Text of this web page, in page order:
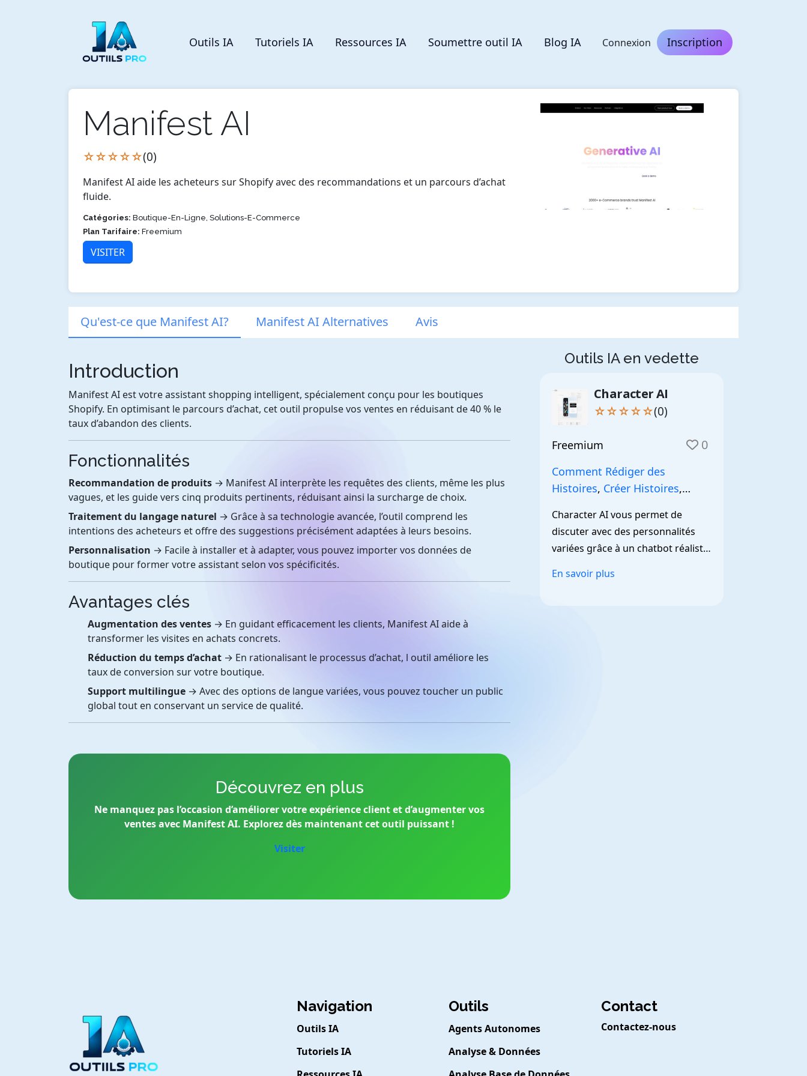
Outils IA Tutoriels IA Ressources IA Soumettre outil IA Blog IA Connexion Inscription
Manifest AI
☆☆☆☆☆(0)
Manifest AI aide les acheteurs sur Shopify avec des recommandations et un parcours d’achat
fluide.
Catégories: Boutique-En-Ligne, Solutions-E-Commerce
Plan Tarifaire: Freemium
VISITER
Qu'est-ce que Manifest AI? Manifest AI Alternatives Avis
Introduction
Manifest AI est votre assistant shopping intelligent, spécialement conçu pour les boutiques
Shopify. En optimisant le parcours d’achat, cet outil propulse vos ventes en réduisant de 40 % le
taux d’abandon des clients.
Fonctionnalités
Recommandation de produits → Manifest AI interprète les requêtes des clients, même les plus
vagues, et les guide vers cinq produits pertinents, réduisant ainsi la surcharge de choix.
Traitement du langage naturel → Grâce à sa technologie avancée, l’outil comprend les
intentions des acheteurs et offre des suggestions précisément adaptées à leurs besoins.
Personnalisation → Facile à installer et à adapter, vous pouvez importer vos données de
boutique pour former votre assistant selon vos spécificités.
Avantages clés
Augmentation des ventes → En guidant efficacement les clients, Manifest AI aide à
transformer les visites en achats concrets.
Réduction du temps d’achat → En rationalisant le processus d’achat, l outil améliore les
taux de conversion sur votre boutique.
Support multilingue → Avec des options de langue variées, vous pouvez toucher un public
global tout en conservant un service de qualité.
Découvrez en plus
Ne manquez pas l’occasion d’améliorer votre expérience client et d’augmenter vos
ventes avec Manifest AI. Explorez dès maintenant cet outil puissant !
Visiter
Outils IA en vedette
Character AI
☆☆☆☆☆(0)
Freemium 0
Comment Rédiger des
Histoires, Créer Histoires,
Character AI vous permet de
discuter avec des personnalités
variées grâce à un chatbot réaliste
En savoir plus
Navigation
Outils IA
Tutoriels IA
Outils
Agents Autonomes
Analyse & Données
Contact
Contactez-nous